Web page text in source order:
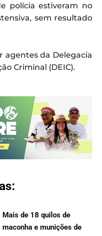
polícia estiveram no
sem resultado
agentes da Delegacia
Criminal (DEIC).
Mais de 18 quilos de
maconha e munições de